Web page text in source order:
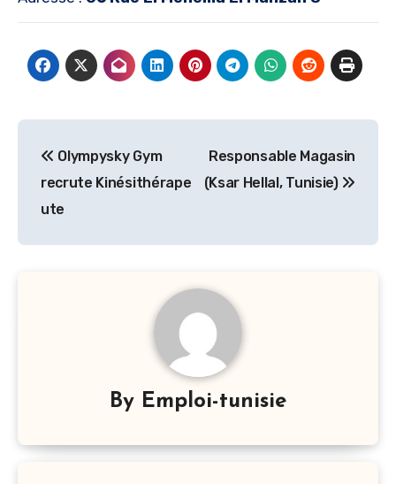
de
l’article
Olympysky Gym
recrute Kinésithérape
ute
Responsable Magasin
(Ksar Hellal, Tunisie)
By Emploi-tunisie